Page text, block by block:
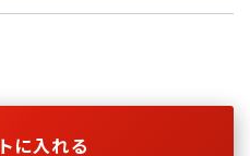
に入れる